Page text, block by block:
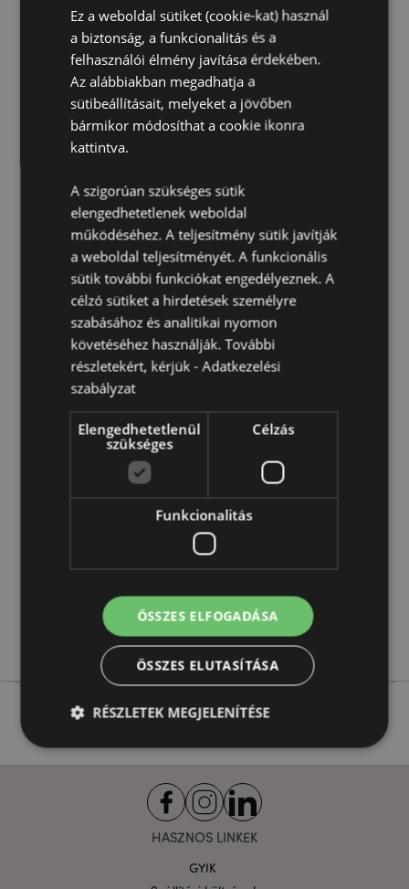
CE jelöléssel ellátott termék: Igen
A termék nem alkalmas a következő korosztálynak:
3 Év
EN71:Igen
Elem mellékelve:Igen
Termék Információ:
Licenc Információ:Ez a termék teljes körű licenccel
rendelkezik, és az Egyesült Államok kivételével
világszerte értékesíthető. Ha ezeken a területeken
kívülről próbálja megrendelni ezt a terméket, a
rendeléséből eltávolítjuk azt. Ha további információra
van szüksége, forduljon ügyfélszolgálatunkhoz.
Termékjellemzők
Magasság 8.5cm Szélesség 4cm Vastagság 4cm
288
Nem
Nem
Az Eredeti Stormtrooper
HASZNOS LINKEK
GYIK
Ez a weboldal sütiket (cookie-kat) használ
a biztonság, a funkcionalitás és a
felhasználói élmény javítása érdekében.
Az alábbiakban megadhatja a
sütibeállításait, melyeket a jövőben
bármikor módosíthat a cookie ikonra
kattintva.
A szigorúan szükséges sütik
elengedhetetlenek weboldal
működéséhez. A teljesítmény sütik javítják
a weboldal teljesítményét. A funkcionális
sütik további funkciókat engedélyeznek. A
célzó sütiket a hirdetések személyre
szabásához és analitikai nyomon
követéséhez használják. További
részletekért, kérjük -Adatkezelési
szabályzat
Elengedhetetlenül
szükséges
Célzás
Funkcionalitás
ÖSSZES ELFOGADÁSA
ÖSSZES ELUTASÍTÁSA
RÉSZLETEK MEGJELENÍTÉSE
Elengedhetetlenül szükséges
Funkcionalitás
A weboldal működéséhez feltétlenül szükséges sütik
például a felhasználói bejelentkezést és a